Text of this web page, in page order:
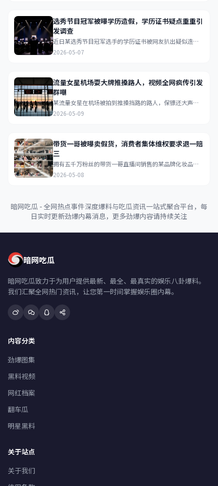
选秀节目冠军被曝学历造假，学历证书疑点重重引
发调查
近日某选秀节目冠军选手的学历证书被网友扒出疑似造
假，多个关键时间节点存在矛盾，目前已有网友向教育部
门举报...
2026-05-07
流量女星机场耍大牌推搡路人，视频全网疯传引发
群嘲
某流量女星在机场被拍到推搡挡路的路人，保镖还大声呵
斥普通乘客，视频在网络疯传后引发网友群嘲...
2026-05-09
带货一哥被曝卖假货，消费者集体维权要求退一赔
三
拥有五千万粉丝的带货一哥直播间销售的某品牌化妆品被
检测出成分造假，已购买的消费者自发组织维权群要求退
一赔三...
2026-05-08
暗网吃瓜 - 全网热点事件深度爆料与吃瓜资讯一站式聚合平台，每
日实时更新劲爆内幕消息，更多劲爆内容请持续关注
暗网吃瓜
暗网吃瓜致力于为用户提供最新、最全、最真实的娱乐八卦爆料。
我们汇聚全网热门资讯，让您第一时间掌握娱乐圈内幕。
内容分类
劲爆图集
黑料视频
网红档案
翻车瓜
明星黑料
关于站点
关于我们